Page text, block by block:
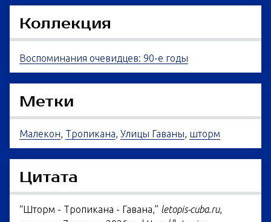
Коллекция
Воспоминания очевидцев: 90-е годы
Метки
Малекон, Тропикана, Улицы Гаваны, шторм
Цитата
“Шторм - Тропикана - Гавана,” letopis-cuba.ru,